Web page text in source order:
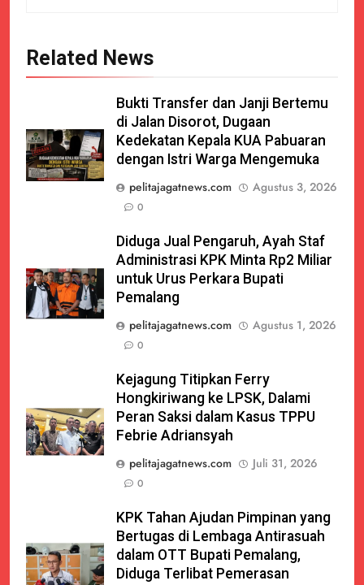
Related News
Bukti Transfer dan Janji Bertemu
di Jalan Disorot, Dugaan
Kedekatan Kepala KUA Pabuaran
dengan Istri Warga Mengemuka
pelitajagatnews.com
Agustus 3, 2026
0
Diduga Jual Pengaruh, Ayah Staf
Administrasi KPK Minta Rp2 Miliar
untuk Urus Perkara Bupati
Pemalang
pelitajagatnews.com
Agustus 1, 2026
0
Kejagung Titipkan Ferry
Hongkiriwang ke LPSK, Dalami
Peran Saksi dalam Kasus TPPU
Febrie Adriansyah
pelitajagatnews.com
Juli 31, 2026
0
KPK Tahan Ajudan Pimpinan yang
Bertugas di Lembaga Antirasuah
dalam OTT Bupati Pemalang,
Diduga Terlibat Pemerasan